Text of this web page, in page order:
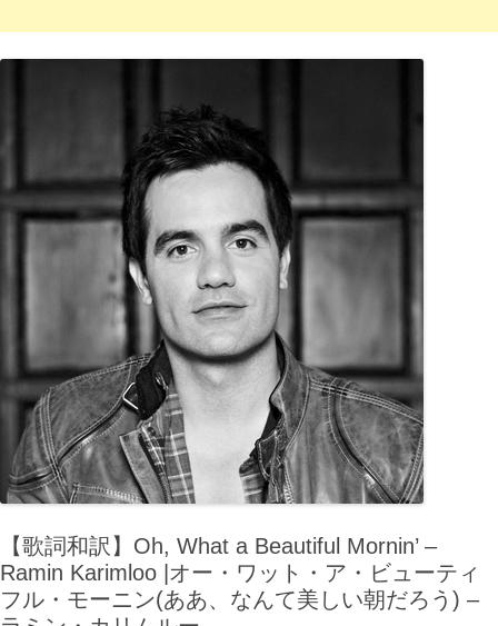
【歌詞和訳】Oh, What a Beautiful Mornin’ –
Ramin Karimloo |オー・ワット・ア・ビューティ
フル・モーニン(ああ、なんて美しい朝だろう) –